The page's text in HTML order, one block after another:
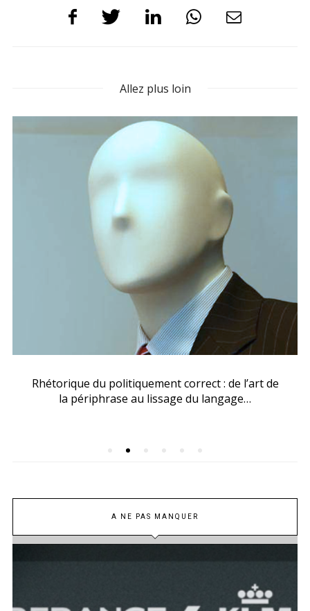
Allez plus loin
Rhétorique du politiquement correct : de l’art de
la périphrase au lissage du langage…
A NE PAS MANQUER